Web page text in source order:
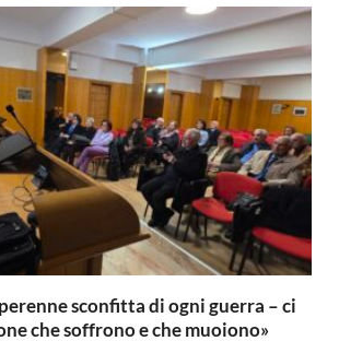
sconfitta di ogni guerra – ci
che soffrono e che muoiono»